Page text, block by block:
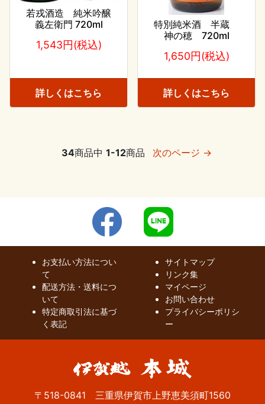
若戎酒造 純米吟醸
義左衛門 720ml
1,543円(税込)
詳しくはこちら
特別純米酒 半蔵
神の穂 720ml
1,650円(税込)
詳しくはこちら
34商品中 1-12商品 次のページ →
お支払い方法につい
て
配送方法・送料につ
いて
特定商取引法に基づ
く表記
サイトマップ
リンク集
マイページ
お問い合わせ
プライバシーポリシ
ー
〒518-0841 三重県伊賀市上野恵美須町1560